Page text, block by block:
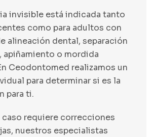
invisible está indicada tanto
como para adultos con
alineación dental, separación
apiñamiento o mordida
Ceodontomed realizamos un
para determinar si es la
para ti.
requiere correcciones
nuestros especialistas